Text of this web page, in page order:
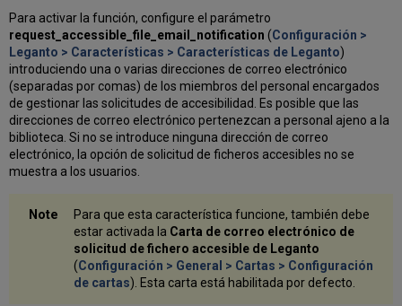
Para activar la función, configure el parámetro
request_accessible_file_email_notification (Configuración >
Leganto > Características > Características de Leganto)
introduciendo una o varias direcciones de correo electrónico
(separadas por comas) de los miembros del personal encargados
de gestionar las solicitudes de accesibilidad. Es posible que las
direcciones de correo electrónico pertenezcan a personal ajeno a la
biblioteca. Si no se introduce ninguna dirección de correo
electrónico, la opción de solicitud de ficheros accesibles no se
muestra a los usuarios.
Para que esta característica funcione, también debe
estar activada la Carta de correo electrónico de
solicitud de fichero accesible de Leganto
(Configuración > General > Cartas > Configuración
de cartas). Esta carta está habilitada por defecto.